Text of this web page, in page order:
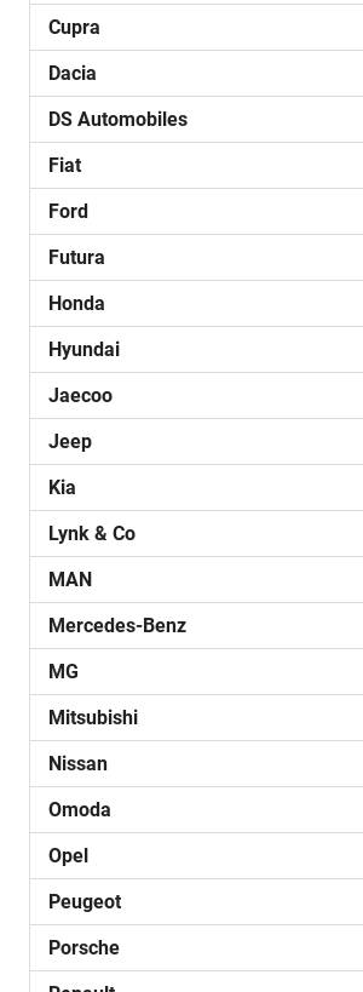
Cupra
Dacia
DS Automobiles
Fiat
Ford
Futura
Honda
Hyundai
Jaecoo
Jeep
Kia
Lynk & Co
MAN
Mercedes-Benz
MG
Mitsubishi
Nissan
Omoda
Opel
Peugeot
Porsche